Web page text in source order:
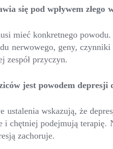
się pod wpływem złego
mieć konkretnego
nerwowego, geny,
zespół przyczyn.
ów jest powodem depresji
ustalenia wskazują, że
i chętniej podejmują terapię.
z depresją